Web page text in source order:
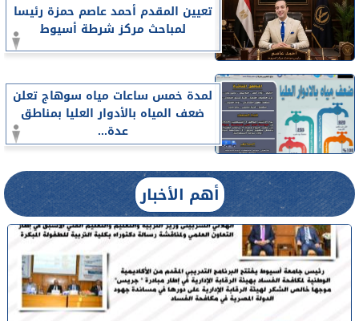
تعيين المقدم أحمد عاصم حمزة رئيسا
لمباحث مركز شرطة أسيوط
لمدة خمس ساعات مياه سوهاج تعلن
ضعف المياه بالأدوار العليا بمناطق
عدة...
أهم الأخبار